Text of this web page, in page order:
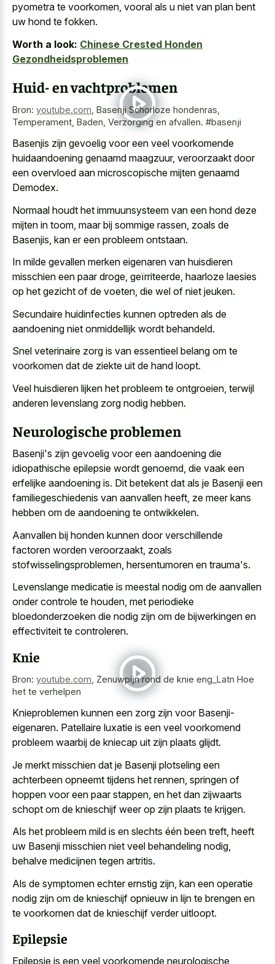
pyometra te voorkomen, vooral als u niet van plan bent
uw hond te fokken.
Worth a look: Chinese Crested Honden
Gezondheidsproblemen
Huid- en vachtproblemen
Bron: youtube.com Basenji Schorloze hondenras,
Temperament, Baden, Verzorging en afvallen. #basenji
Basenjis zijn gevoelig voor een veel voorkomende
huidaandoening genaamd maagzuur, veroorzaakt door
een overvloed aan microscopische mijten genaamd
Demodex.
Normaal houdt het immuunsysteem van een hond deze
mijten in toom, maar bij sommige rassen, zoals de
Basenjis, kan er een probleem ontstaan.
In milde gevallen merken eigenaren van huisdieren
misschien een paar droge, geïrriteerde, haarloze laesies
op het gezicht of de voeten, die wel of niet jeuken.
Secundaire huidinfecties kunnen optreden als de
aandoening niet onmiddellijk wordt behandeld.
Snel veterinaire zorg is van essentieel belang om te
voorkomen dat de ziekte uit de hand loopt.
Veel huisdieren lijken het probleem te ontgroeien, terwijl
anderen levenslang zorg nodig hebben.
Neurologische problemen
Basenji's zijn gevoelig voor een aandoening die
idiopathische epilepsie wordt genoemd, die vaak een
erfelijke aandoening is. Dit betekent dat als je Basenji een
familiegeschiedenis van aanvallen heeft, ze meer kans
hebben om de aandoening te ontwikkelen.
Aanvallen bij honden kunnen door verschillende
factoren worden veroorzaakt, zoals
stofwisselingsproblemen, hersentumoren en trauma's.
Levenslange medicatie is meestal nodig om de aanvallen
onder controle te houden, met periodieke
bloedonderzoeken die nodig zijn om de bijwerkingen en
effectiviteit te controleren.
Knie
Bron: youtube.com Zenuwpijn rond de knie eng_Latn Hoe
het te verhelpen
Knieproblemen kunnen een zorg zijn voor Basenji-
eigenaren. Patellaire luxatie is een veel voorkomend
probleem waarbij de kniecap uit zijn plaats glijdt.
Je merkt misschien dat je Basenji plotseling een
achterbeen opneemt tijdens het rennen, springen of
hoppen voor een paar stappen, en het dan zijwaarts
schopt om de knieschijf weer op zijn plaats te krijgen.
Als het probleem mild is en slechts één been treft, heeft
uw Basenji misschien niet veel behandeling nodig,
behalve medicijnen tegen artritis.
Als de symptomen echter ernstig zijn, kan een operatie
nodig zijn om de knieschijf opnieuw in lijn te brengen en
te voorkomen dat de knieschijf verder uitloopt.
Epilepsie
Epilepsie is een veel voorkomende neurologische